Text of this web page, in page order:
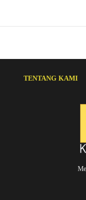
TENTANG KAMI